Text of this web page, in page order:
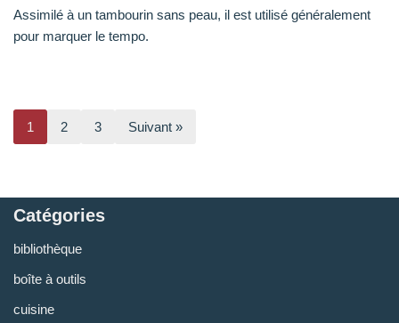
Assimilé à un tambourin sans peau, il est utilisé généralement
pour marquer le tempo.
1 2 3 Suivant »
Catégories
bibliothèque
boîte à outils
cuisine